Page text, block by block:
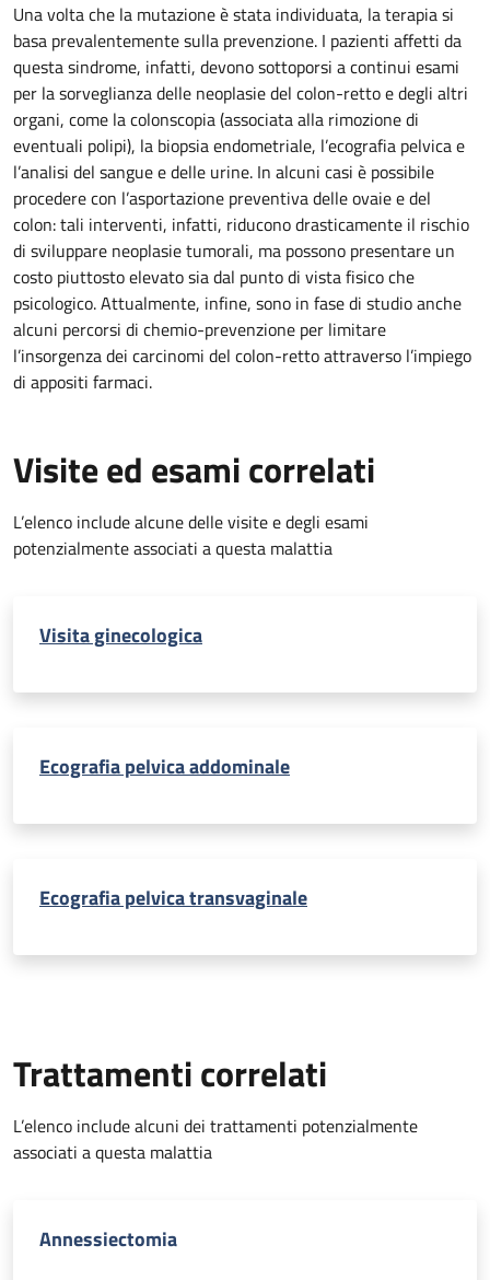
Una volta che la mutazione è stata individuata, la terapia si
basa prevalentemente sulla prevenzione. I pazienti affetti da
questa sindrome, infatti, devono sottoporsi a continui esami
per la sorveglianza delle neoplasie del colon-retto e degli altri
organi, come la colonscopia (associata alla rimozione di
eventuali polipi), la biopsia endometriale, l’ecografia pelvica e
l’analisi del sangue e delle urine. In alcuni casi è possibile
procedere con l’asportazione preventiva delle ovaie e del
colon: tali interventi, infatti, riducono drasticamente il rischio
di sviluppare neoplasie tumorali, ma possono presentare un
costo piuttosto elevato sia dal punto di vista fisico che
psicologico. Attualmente, infine, sono in fase di studio anche
alcuni percorsi di chemio-prevenzione per limitare
l’insorgenza dei carcinomi del colon-retto attraverso l’impiego
di appositi farmaci.
Visite ed esami correlati
L’elenco include alcune delle visite e degli esami
potenzialmente associati a questa malattia
Visita ginecologica
Ecografia pelvica addominale
Ecografia pelvica transvaginale
Trattamenti correlati
L’elenco include alcuni dei trattamenti potenzialmente
associati a questa malattia
Annessiectomia